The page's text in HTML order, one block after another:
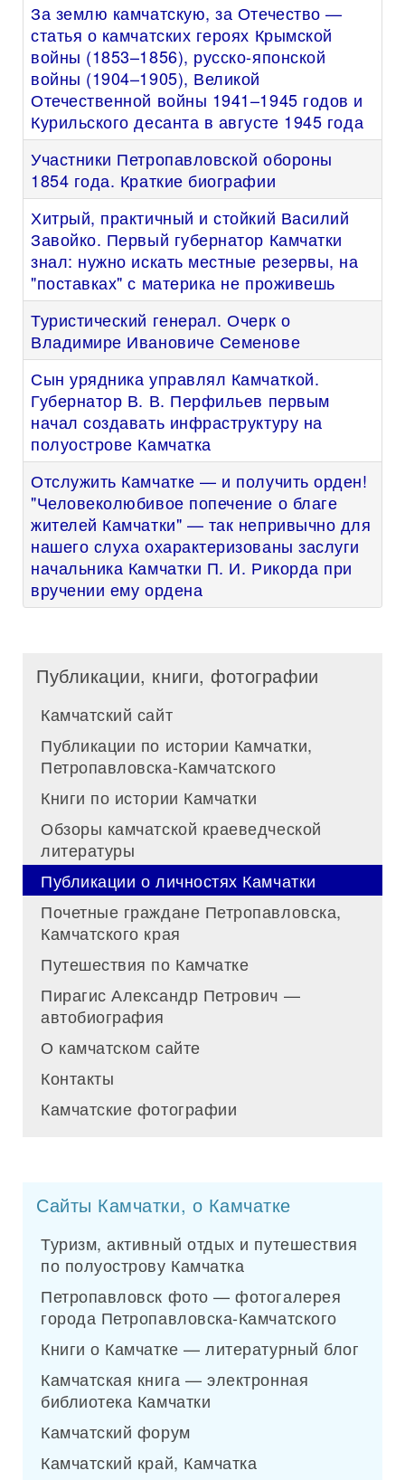
За землю камчатскую, за Отечество —
статья о камчатских героях Крымской
войны (1853–1856), русско-японской
войны (1904–1905), Великой
Отечественной войны 1941–1945 годов и
Курильского десанта в августе 1945 года
Участники Петропавловской обороны
1854 года. Краткие биографии
Хитрый, практичный и стойкий Василий
Завойко. Первый губернатор Камчатки
знал: нужно искать местные резервы, на
"поставках" с материка не проживешь
Туристический генерал. Очерк о
Владимире Ивановиче Семенове
Сын урядника управлял Камчаткой.
Губернатор В. В. Перфильев первым
начал создавать инфраструктуру на
полуострове Камчатка
Отслужить Камчатке — и получить орден!
"Человеколюбивое попечение о благе
жителей Камчатки" — так непривычно для
нашего слуха охарактеризованы заслуги
начальника Камчатки П. И. Рикорда при
вручении ему ордена
Публикации, книги, фотографии
Камчатский сайт
Публикации по истории Камчатки,
Петропавловска-Камчатского
Книги по истории Камчатки
Обзоры камчатской краеведческой
литературы
Публикации о личностях Камчатки
Почетные граждане Петропавловска,
Камчатского края
Путешествия по Камчатке
Пирагис Александр Петрович —
автобиография
О камчатском сайте
Контакты
Камчатские фотографии
Сайты Камчатки, о Камчатке
Туризм, активный отдых и путешествия
по полуострову Камчатка
Петропавловск фото — фотогалерея
города Петропавловска-Камчатского
Книги о Камчатке — литературный блог
Камчатская книга — электронная
библиотека Камчатки
Камчатский форум
Камчатский край, Камчатка